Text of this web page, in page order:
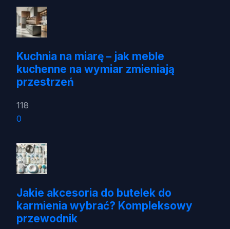
Kuchnia na miarę – jak meble
kuchenne na wymiar zmieniają
przestrzeń
118
0
Jakie akcesoria do butelek do
karmienia wybrać? Kompleksowy
przewodnik